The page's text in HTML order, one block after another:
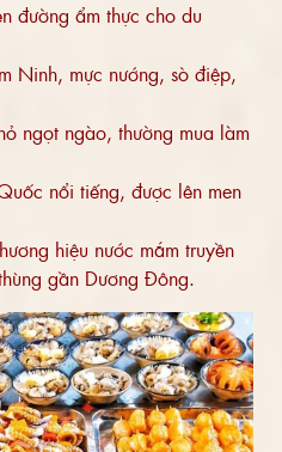
đường ẩm thực cho du
Ninh, mực nướng, sò điệp,
ngọt ngào, thường mua làm
nổi tiếng, được lên men
hiệu nước mắm truyền
gần Dương Đông.